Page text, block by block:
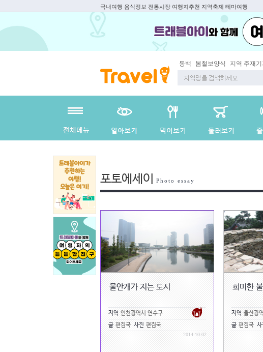
국내여행 음식정보 전통시장 여행지추천 지역축제 테마여행
동백 봄철보양식 지역 주재기
포토에세이 Photo essay
물안개가 지는 도시
지역 인천광역시 연수구
글 편집국 사진 편집국
2014-10-02
희미한
지역 울산광
글 편집국 사